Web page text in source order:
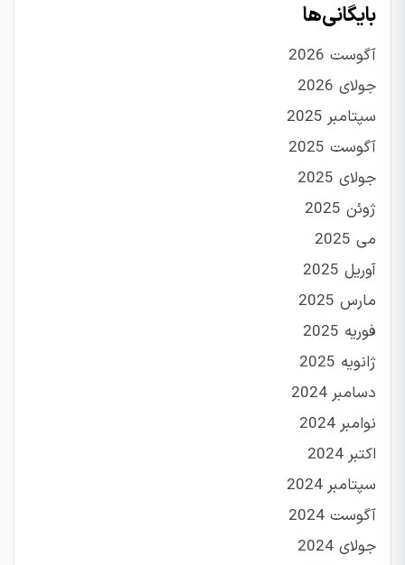
بایگانی‌ها
آگوست 2026
جولای 2026
سپتامبر 2025
آگوست 2025
جولای 2025
ژوئن 2025
می 2025
آوریل 2025
مارس 2025
فوریه 2025
ژانویه 2025
دسامبر 2024
نوامبر 2024
اکتبر 2024
سپتامبر 2024
آگوست 2024
جولای 2024